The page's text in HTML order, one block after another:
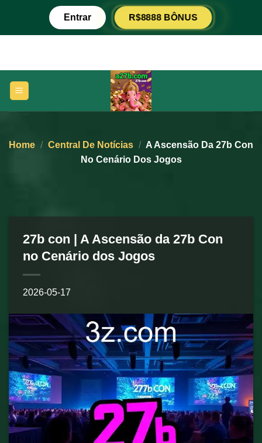
content
Entrar R$8888 BÔNUS
Home / Central De Notícias / A Ascensão Da 27b Con
No Cenário Dos Jogos
27b con | A Ascensão da 27b Con
no Cenário dos Jogos
2026-05-17